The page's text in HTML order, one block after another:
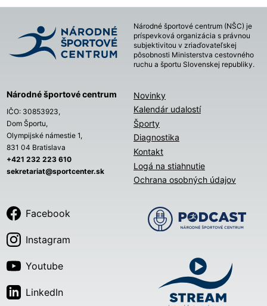
Národné športové centrum (NŠC) je
príspevková organizácia s právnou
subjektivitou v zriaďovateľskej
pôsobnosti Ministerstva cestovného
ruchu a športu Slovenskej republiky.
Národné športové centrum
IČO: 30853923,
Dom Športu,
Olympijské námestie 1,
831 04 Bratislava
+421 232 223 610
sekretariat@sportcenter.sk
Novinky
Kalendár udalostí
Športy
Diagnostika
Kontakt
Logá na stiahnutie
Ochrana osobných údajov
Facebook
Instagram
Youtube
LinkedIn